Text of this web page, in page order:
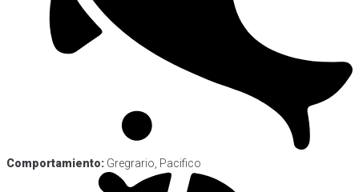
Comportamiento: Gregrario, Pacifico